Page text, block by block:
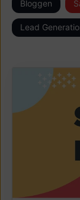
Bloggen
Lead